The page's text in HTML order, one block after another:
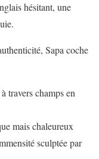
hésitant, une
Sapa coche
travers champs en
mais chaleureux
sculptée par